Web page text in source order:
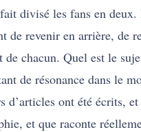
divisé les fans en deux.
de revenir en arrière, de
de chacun. Quel est le
de résonance dans le
d’articles ont été écrits,
et que raconte